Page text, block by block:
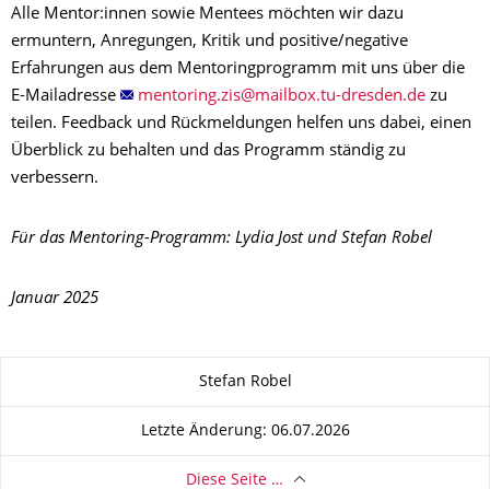
Alle Mentor:innen sowie Mentees möchten wir dazu
ermuntern, Anregungen, Kritik und positive/negative
Erfahrungen aus dem Mentoringprogramm mit uns über die
E-Mailadresse
zu
teilen. Feedback und Rückmeldungen helfen uns dabei, einen
Überblick zu behalten und das Programm ständig zu
verbessern.
Für das Mentoring-Programm: Lydia Jost und Stefan Robel
Januar 2025
Stefan Robel
Letzte Änderung: 06.07.2026
Diese Seite …